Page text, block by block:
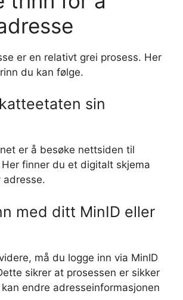
er en relativt grei prosess. Her
du kan følge.
sin
er å besøke nettsiden til
Her finner du et digitalt skjema
adresse.
med ditt MinID eller
må du logge inn via MinID
sikrer at prosessen er sikker
endre adresseinformasjonen